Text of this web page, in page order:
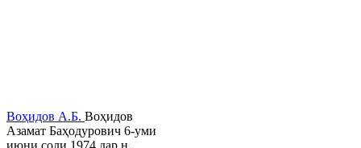
Воҳидов А.Б. Воҳидов
Азамат Баҳодурович 6-уми
июни соли 1974 дар н.